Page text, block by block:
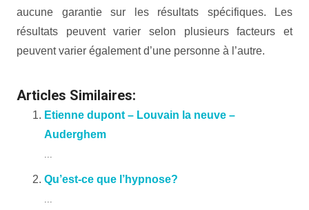
aucune garantie sur les résultats spécifiques. Les
résultats peuvent varier selon plusieurs facteurs et
peuvent varier également d’une personne à l’autre.
Articles Similaires:
Etienne dupont – Louvain la neuve –
Auderghem
...
Qu’est-ce que l’hypnose?
...